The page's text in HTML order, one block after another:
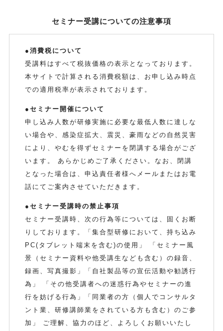
セミナー受講についての注意事項
●消費税について
受講料はすべて税抜価格の表示となっております。
本サイトで計算される消費税額は、お申し込み時点
での適用税率が表示されております。
●セミナー開催について
申し込み人数が研修実施に必要な最低人数に達しな
い場合や、感染症拡大、震災、豪雨などの自然災害
により、やむを得ずセミナーを閉講する場合がござ
います。 あらかじめご了承ください。なお、閉講
となった場合は、申込責任者様へメールまたはお電
話にてご案内させていただきます。
●セミナー受講時の禁止事項
セミナー受講時、次の行為等については、固くお断
りしております。「集合型研修において、持ち込み
PC(タブレット端末を含む)の使用」 「セミナー風
景（セミナー資料や他受講生なども含む）の録音、
録画、写真撮影」「自社製品等の宣伝活動や勧誘行
為」 「その他受講者への迷惑行為やセミナーの進
行を妨げる行為」「同業者の方（個人でコンサルタ
ント業、研修講師業をされている方も含む）のご参
加」 ご理解、協力のほど、よろしくお願いいたし